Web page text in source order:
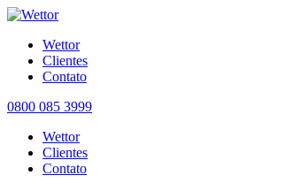
Wettor
Clientes
Contato
0800 085 3999
Wettor
Clientes
Contato